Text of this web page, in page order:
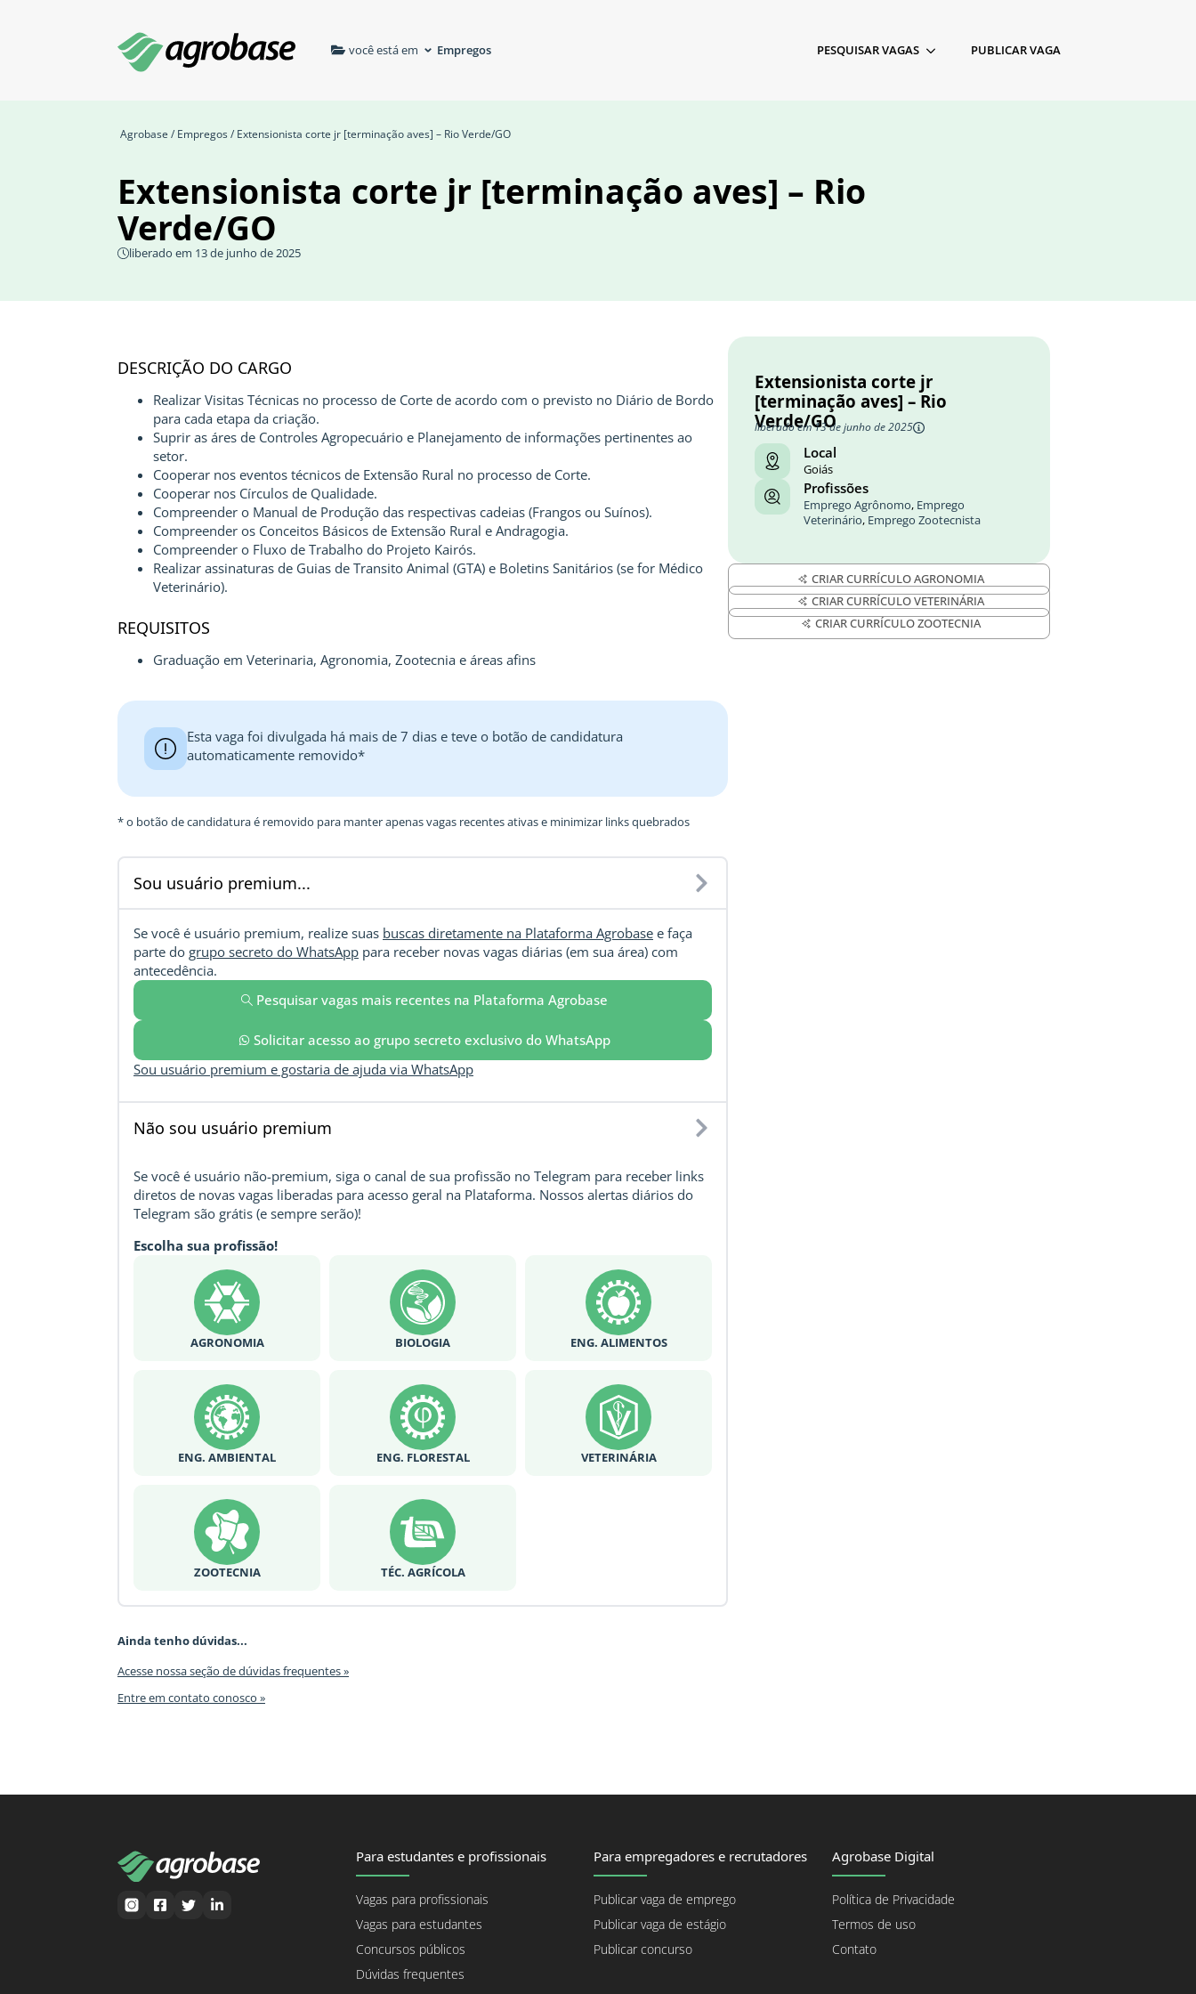
você está em Empregos PESQUISAR VAGAS PUBLICAR VAGA
Agrobase / Empregos/ Extensionista corte jr [terminação aves] – Rio Verde/GO
Extensionista corte jr [terminação aves] – Rio
Verde/GO
liberado em 13 de junho de 2025
DESCRIÇÃO DO CARGO
Realizar Visitas Técnicas no processo de Corte de acordo com o previsto no Diário de Bordo
para cada etapa da criação.
Suprir as áres de Controles Agropecuário e Planejamento de informações pertinentes ao
setor.
Cooperar nos eventos técnicos de Extensão Rural no processo de Corte.
Cooperar nos Círculos de Qualidade.
Compreender o Manual de Produção das respectivas cadeias (Frangos ou Suínos).
Compreender os Conceitos Básicos de Extensão Rural e Andragogia.
Compreender o Fluxo de Trabalho do Projeto Kairós.
Realizar assinaturas de Guias de Transito Animal (GTA) e Boletins Sanitários (se for Médico
Veterinário).
REQUISITOS
Graduação em Veterinaria, Agronomia, Zootecnia e áreas afins
Esta vaga foi divulgada há mais de 7 dias e teve o botão de candidatura
automaticamente removido*
* o botão de candidatura é removido para manter apenas vagas recentes ativas e minimizar links quebrados
Sou usuário premium...
Se você é usuário premium, realize suas buscas diretamente na Plataforma Agrobase e faça
parte do grupo secreto do WhatsApp para receber novas vagas diárias (em sua área) com
antecedência.
Pesquisar vagas mais recentes na Plataforma Agrobase
Solicitar acesso ao grupo secreto exclusivo do WhatsApp
Sou usuário premium e gostaria de ajuda via WhatsApp
Não sou usuário premium
Se você é usuário não-premium, siga o canal de sua profissão no Telegram para receber links
diretos de novas vagas liberadas para acesso geral na Plataforma. Nossos alertas diários do
Telegram são grátis (e sempre serão)!
Escolha sua profissão!
AGRONOMIA BIOLOGIA ENG. ALIMENTOS
ENG. AMBIENTAL ENG. FLORESTAL VETERINÁRIA
ZOOTECNIA TÉC. AGRÍCOLA
Ainda tenho dúvidas...
Acesse nossa seção de dúvidas frequentes »
Entre em contato conosco »
Extensionista corte jr
[terminação aves] – Rio
Verde/GO
liberado em 13 de junho de 2025
Local
Goiás
Profissões
Emprego Agrônomo, Emprego
Veterinário, Emprego Zootecnista
CRIAR CURRÍCULO AGRONOMIA
CRIAR CURRÍCULO VETERINÁRIA
CRIAR CURRÍCULO ZOOTECNIA
Para estudantes e profissionais
Vagas para profissionais
Vagas para estudantes
Concursos públicos
Dúvidas frequentes
Para empregadores e recrutadores
Publicar vaga de emprego
Publicar vaga de estágio
Publicar concurso
Agrobase Digital
Política de Privacidade
Termos de uso
Contato